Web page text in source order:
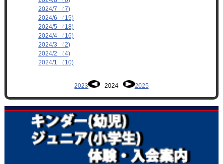
2024/7 （7)
2024/6 （15)
2024/5 （18)
2024/4 （16)
2024/3 （2)
2024/2 （4)
2024/1 （10)
2023 2024 2025